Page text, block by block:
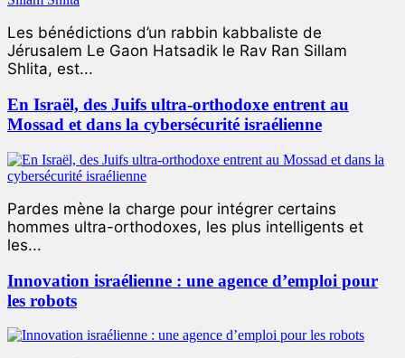
Les bénédictions d’un rabbin kabbaliste de
Jérusalem Le Gaon Hatsadik le Rav Ran Sillam
Shlita, est...
En Israël, des Juifs ultra-orthodoxe entrent au
Mossad et dans la cybersécurité israélienne
Pardes mène la charge pour intégrer certains
hommes ultra-orthodoxes, les plus intelligents et
les...
Innovation israélienne : une agence d’emploi pour
les robots